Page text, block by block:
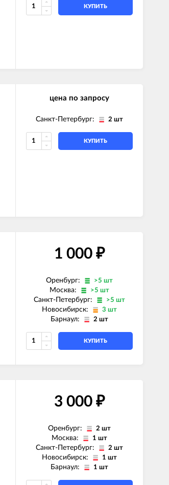
КУПИТЬ
цена по запросу
Санкт-Петербург: 2 шт
КУПИТЬ
1 000 ₽
Оренбург: >5 шт
Москва: >5 шт
Санкт-Петербург: >5 шт
Новосибирск: 3 шт
Барнаул: 2 шт
КУПИТЬ
3 000 ₽
Оренбург: 2 шт
Москва: 1 шт
Санкт-Петербург: 2 шт
Новосибирск: 1 шт
Барнаул: 1 шт